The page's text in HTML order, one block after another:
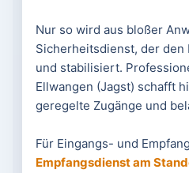
Nur so wird aus bloßer
Sicherheitsdienst, der
und stabilisiert.
Ellwangen (Jagst) schafft
geregelte Zugänge und
Für Eingangs- und
Empfangsdienst am